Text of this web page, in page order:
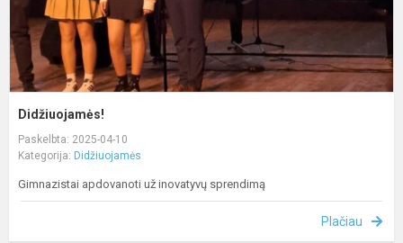
Didžiuojamės!
Paskelbta: 2025-04-10
Kategorija: Didžiuojamės
Gimnazistai apdovanoti už inovatyvų sprendimą
Plačiau